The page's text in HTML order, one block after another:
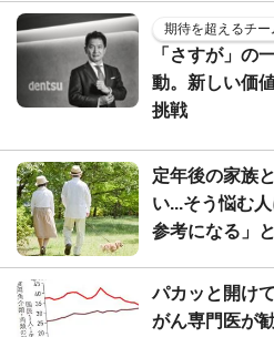
期待を超えるチー
「さすが」の
動。新しい価
挑戦
定年後の家族
い...そう悩む
参考になる」
パカッと開け
がん専門医が